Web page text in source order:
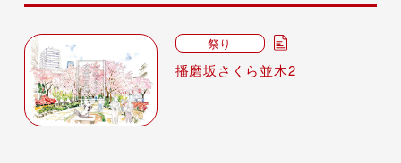
祭り
播磨坂さくら並木2